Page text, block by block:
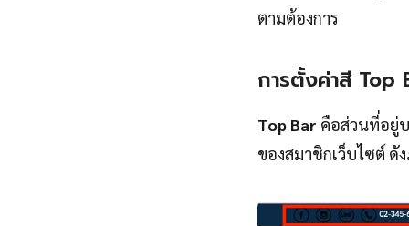
ตามต้องการ
การตั้งค่าสี Top
Top Bar คือส่วนที่อยู่
ของสมาชิกเว็บไซต์ ดั